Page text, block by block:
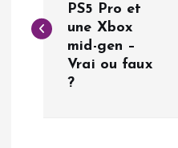
v
PS5 Pro et
une Xbox
mid-gen –
Vrai ou faux
?